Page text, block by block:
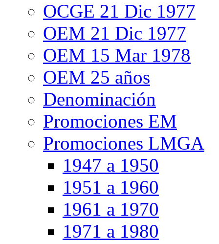
OCGE 21 Dic 1977
OEM 21 Dic 1977
OEM 15 Mar 1978
OEM 25 años
Denominación
Promociones EM
Promociones LMGA
1947 a 1950
1951 a 1960
1961 a 1970
1971 a 1980